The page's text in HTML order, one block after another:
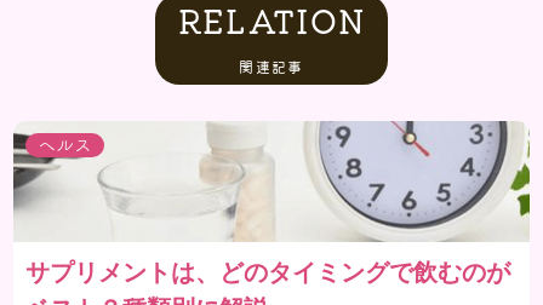
RELATION
関連記事
ヘルス
サプリメントは、どのタイミングで飲むのが